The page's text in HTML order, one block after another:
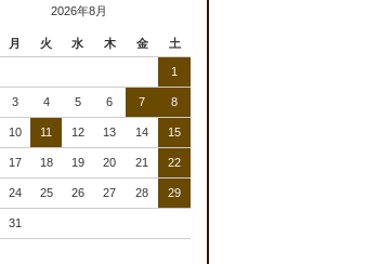
2026年8月
月 火 水 木 金 土
1
3 4 5 6 7 8
10 11 12 13 14 15
17 18 19 20 21 22
24 25 26 27 28 29
31